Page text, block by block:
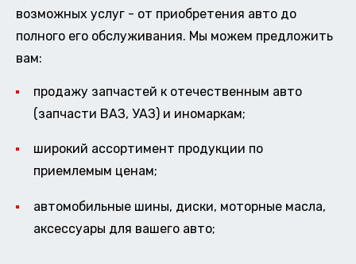
возможных услуг - от приобретения авто до
полного его обслуживания. Мы можем предложить
вам:
продажу запчастей к отечественным авто
(запчасти ВАЗ, УАЗ) и иномаркам;
широкий ассортимент продукции по
приемлемым ценам;
автомобильные шины, диски, моторные масла,
аксессуары для вашего авто;